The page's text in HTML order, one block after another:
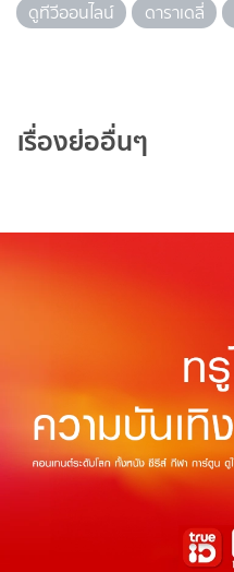
ดูทีวีออนไลน์
ดาราเดลี่
เรื่องย่ออื่นๆ